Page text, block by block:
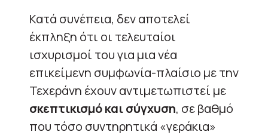
Κατά συνέπεια, δεν αποτελεί
έκπληξη ότι οι τελευταίοι
ισχυρισμοί του για μια νέα
επικείμενη συμφωνία-πλαίσιο με την
Τεχεράνη έχουν αντιμετωπιστεί με
σκεπτικισμό και σύγχυση, σε βαθμό
που τόσο συντηρητικά «γεράκια»